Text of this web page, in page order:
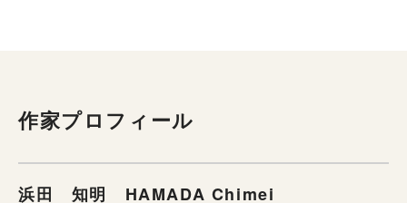
作家プロフィール
浜田 知明 HAMADA Chimei